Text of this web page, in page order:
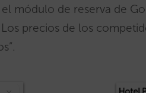
módulo de reserva de
precios de los